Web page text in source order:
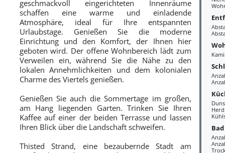
Herd
Bad
geschmackvoll eingerichteten Innenräume
schaffen eine warme und einladende
Atmosphäre, ideal für Ihre entspannten
Urlaubstage. Genießen Sie die moderne
Einrichtung und den Komfort, der Ihnen hier
geboten wird. Der offene Wohnbereich lädt zum
Verweilen ein, während Sie die Nähe zu den
lokalen Annehmlichkeiten und dem kolonialen
Charme des Viertels genießen.
Genießen Sie auch die Sommertage im großen,
am Hang liegenden Garten. Trinken Sie Ihren
Kaffee auf einer der beiden Terrasse und lassen
Ihren Blick über die Landschaft schweifen.
Thisted Strand, eine bezaubernde Stadt am